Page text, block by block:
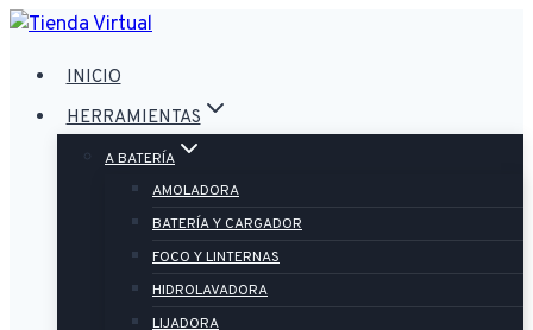
Saltar
contenido
INICIO
HERRAMIENTAS
A BATERÍA
AMOLADORA
BATERÍA Y CARGADOR
FOCO Y LINTERNAS
HIDROLAVADORA
LIJADORA